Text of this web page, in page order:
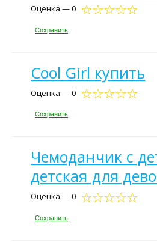
Оценка — 0
Сохранить
Cool Girl купить
Оценка — 0
Сохранить
Чемоданчик с
детская для
Оценка — 0
Сохранить